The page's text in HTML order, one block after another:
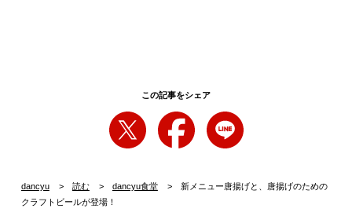
この記事をシェア
dancyu 読む dancyu食堂
新メニュー唐揚げと、唐揚げのための
クラフトビールが登場！